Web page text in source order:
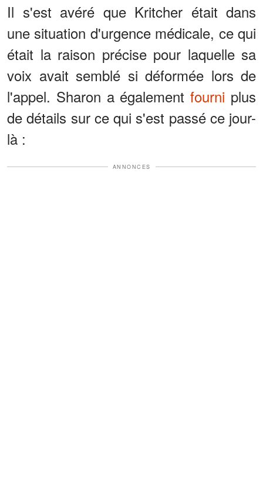
Il s'est avéré que Kritcher était dans
une situation d'urgence médicale, ce qui
était la raison précise pour laquelle sa
voix avait semblé si déformée lors de
l'appel. Sharon a égalementfourni plus
de détails sur ce qui s'est passé ce jour-
là :
ANNONCES